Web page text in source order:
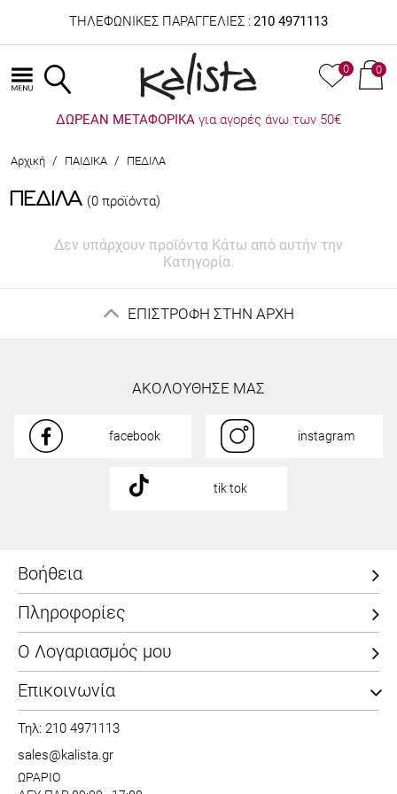
ΤΗΛΕΦΩΝΙΚΕΣ ΠΑΡΑΓΓΕΛΙΕΣ : 210 4971113
0 0
ΔΩΡΕΑΝ ΜΕΤΑΦΟΡΙΚΑ για αγορές άνω των 50€
Αρχική / ΠΑΙΔΙΚΑ / ΠΕΔΙΛΑ
ΠΕΔΙΛΑ (0 προϊόντα)
Δεν υπάρχουν προϊόντα Κάτω από αυτήν την
Κατηγορία.
ΕΠΙΣΤΡΟΦΗ ΣΤΗΝ ΑΡΧΗ
ΑΚΟΛΟΥΘΗΣΕ ΜΑΣ
facebook instagram
tik tok
Βοήθεια
Πληροφορίες
Ο Λογαριασμός μου
Επικοινωνία
Τηλ: 210 4971113
sales@kalista.gr
ΩΡΑΡΙΟ